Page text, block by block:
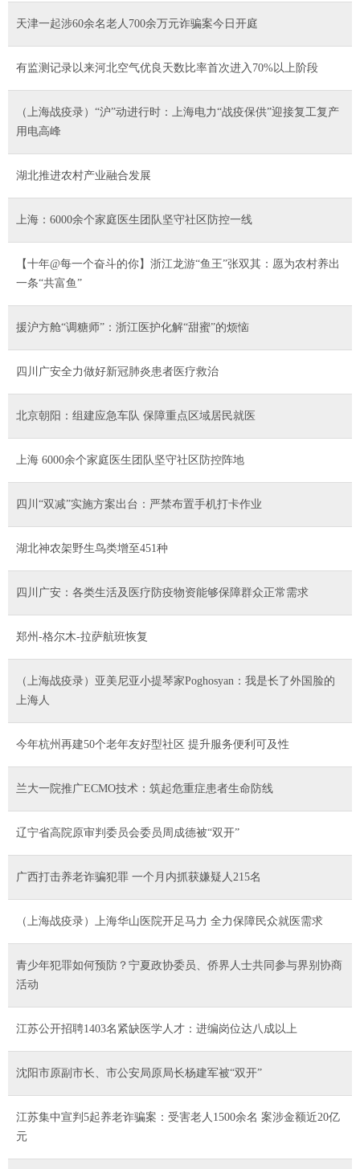
天津一起涉60余名老人700余万元诈骗案今日开庭
有监测记录以来河北空气优良天数比率首次进入70%以上阶段
（上海战疫录）“沪”动进行时：上海电力“战疫保供”迎接复工复产
用电高峰
湖北推进农村产业融合发展
上海：6000余个家庭医生团队坚守社区防控一线
【十年@每一个奋斗的你】浙江龙游“鱼王”张双其：愿为农村养出
一条“共富鱼”
援沪方舱“调糖师”：浙江医护化解“甜蜜”的烦恼
四川广安全力做好新冠肺炎患者医疗救治
北京朝阳：组建应急车队 保障重点区域居民就医
上海 6000余个家庭医生团队坚守社区防控阵地
四川“双减”实施方案出台：严禁布置手机打卡作业
湖北神农架野生鸟类增至451种
四川广安：各类生活及医疗防疫物资能够保障群众正常需求
郑州-格尔木-拉萨航班恢复
（上海战疫录）亚美尼亚小提琴家Poghosyan：我是长了外国脸的
上海人
今年杭州再建50个老年友好型社区 提升服务便利可及性
兰大一院推广ECMO技术：筑起危重症患者生命防线
辽宁省高院原审判委员会委员周成德被“双开”
广西打击养老诈骗犯罪 一个月内抓获嫌疑人215名
（上海战疫录）上海华山医院开足马力 全力保障民众就医需求
青少年犯罪如何预防？宁夏政协委员、侨界人士共同参与界别协商
活动
江苏公开招聘1403名紧缺医学人才：进编岗位达八成以上
沈阳市原副市长、市公安局原局长杨建军被“双开”
江苏集中宣判5起养老诈骗案：受害老人1500余名 案涉金额近20亿
元